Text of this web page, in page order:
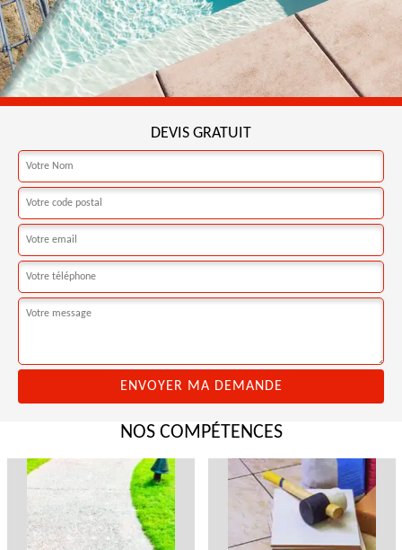
DEVIS GRATUIT
NOS COMPÉTENCES